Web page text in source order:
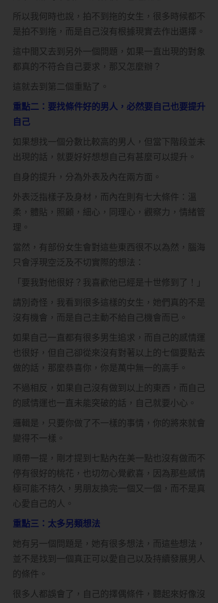
所以我何時也說，拍不到拖的女生，很多時候都不
是拍不到拖，而是自己沒有根據現實去作出選擇。
這中間又去到另外一個問題，如果一直出現的對象
都真的不符合自己要求，那又怎麼辦？
這就去到第二個重點了。
重點二：要找條件好的男人，必然要自己也要提升
自己
如果想找一個分數比較高的男人，但當下階段並未
出現的話，就要好好想想自己有甚麼可以提升。
自身的提升，分為外表及內在兩方面。
外表泛指樣子及身材，而內在則有七大條件：溫
柔，體貼，照顧，細心，同理心，觀察力，情緒管
理。
當然，有部份女生會對這些東西很不以為然，腦海
只會浮現空泛及不切實際的想法：
「要我對他很好？我喜歡他已經是十世修到了！」
請別奇怪，我看到很多這樣的女生，她們真的不是
沒有機會，而是自己主動不給自己機會而已。
如果自己一直都有很多男生追求，而自己的感情運
也很好，但自己卻從來沒有對著以上的七個要點去
做的話，那麼恭喜你，你是萬中無一的高手。
不過相反，如果自己沒有做到以上的東西，而自己
的感情運也一直未能突破的話，自己就要小心。
邏輯是，只要你做了不一樣的事情，你的將來就會
變得不一樣。
順帶一提，剛才提到七點內在美一點也沒有做而不
停有很好的桃花，也切勿心覺歡喜，因為那些感情
極可能不持久，男朋友換完一個又一個，而不是真
心愛自己的人。
重點三：太多另類想法
她有另一個問題是，她有很多想法，而這些想法，
並不是找到一個真正可以愛自己以及持續發展男人
的條件。
很多人都誤會了，自己的擇偶條件，聽起來好像沒